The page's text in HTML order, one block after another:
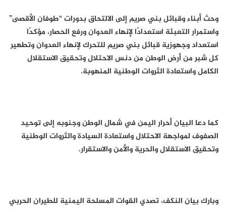
وحث أبناء وقبائل بني صريم إلى الالتحاق بدورات “طوفان الأقصى”
واستمرار التعبئة استعدادًا لإنهاء العدوان ورفع الحصار، مؤكدًا
استعداد وجهوزية قبائل بني صريم للتحرك لإنهاء العدوان وتطهير
كل شبر من أرض الوطن من دنس الاحتلال وتحقيق الاستقلال
الكامل واستعادة الثروات الوطنية المنهوبة.
كما دعا البيان أحرار اليمن في شمال الوطن وجنوبه إلى توحيد
الصفوف لمواجهة الاحتلال واستعادة السيادة والثروات الوطنية
وتحقيق الاستقلال والحرية والأمن والاستقرار.
وبارك بيان النكف، تصدي القوات المسلحة اليمنية للطيران الحربي